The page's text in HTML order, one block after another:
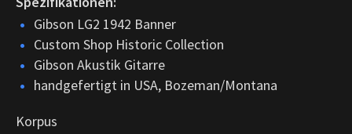
Gibson LG2 1942 Banner
Custom Shop Historic Collection
Gibson Akustik Gitarre
handgefertigt in USA, Bozeman/Montana
Korpus